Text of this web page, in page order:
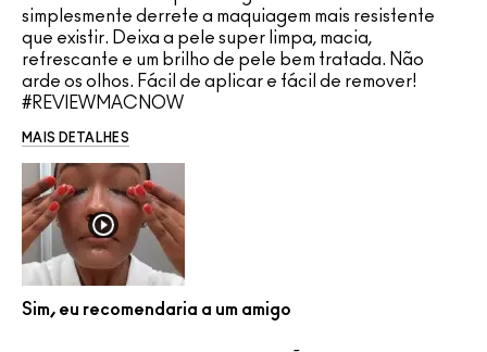
simplesmente derrete a maquiagem mais resistente
que existir. Deixa a pele super limpa, macia,
refrescante e um brilho de pele bem tratada. Não
arde os olhos. Fácil de aplicar e fácil de remover!
#REVIEWMACNOW
MAIS DETALHES
Sim, eu recomendaria a um amigo